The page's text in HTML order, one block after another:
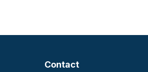
Contact